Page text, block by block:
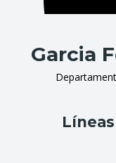
Garcia